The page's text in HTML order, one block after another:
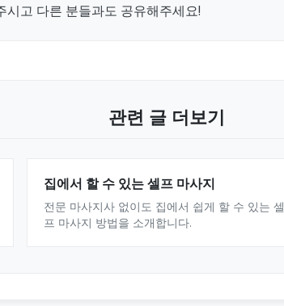
고 다른 분들과도 공유해주세요!
관련 글 더보기
집에서 할 수 있는 셀프 마사지
전문 마사지사 없이도 집에서 쉽게 할 수 있는 셀
프 마사지 방법을 소개합니다.